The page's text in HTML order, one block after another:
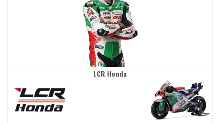
LCR Honda